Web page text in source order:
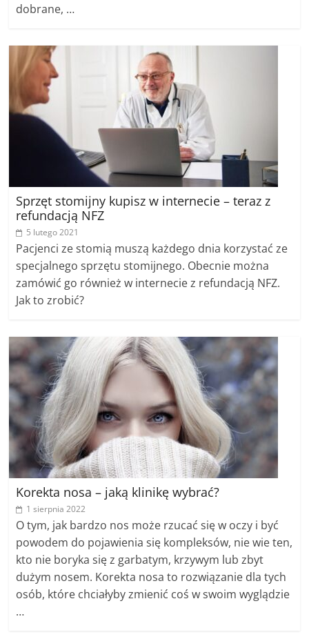
dobrane, …
Sprzęt stomijny kupisz w internecie – teraz z
refundacją NFZ
5 lutego 2021
Pacjenci ze stomią muszą każdego dnia korzystać ze
specjalnego sprzętu stomijnego. Obecnie można
zamówić go również w internecie z refundacją NFZ.
Jak to zrobić?
Korekta nosa – jaką klinikę wybrać?
1 sierpnia 2022
O tym, jak bardzo nos może rzucać się w oczy i być
powodem do pojawienia się kompleksów, nie wie ten,
kto nie boryka się z garbatym, krzywym lub zbyt
dużym nosem. Korekta nosa to rozwiązanie dla tych
osób, które chciałyby zmienić coś w swoim wyglądzie
…